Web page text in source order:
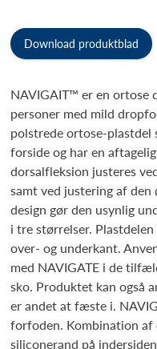
NAVIGAIT™ er en
personer med mild
polstrede ortose-plastdel
forside og har en
dorsalfleksion justeres
samt ved justering af
design gør den usynlig
i tre størrelser.
over- og underkant.
med NAVIGATE i de
sko. Produktet kan også
er andet at fæste i.
forfoden. Kombination af
siliconerand på
Download produktblad